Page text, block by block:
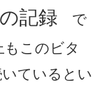
記録 で
このビタ
ているとい